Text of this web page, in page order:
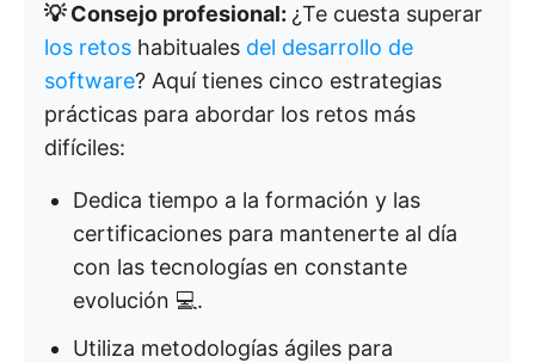
💡 Consejo profesional: ¿Te cuesta superar
los retos habituales del desarrollo de
software? Aquí tienes cinco estrategias
prácticas para abordar los retos más
difíciles:
Dedica tiempo a la formación y las
certificaciones para mantenerte al día
con las tecnologías en constante
evolución 💻.
Utiliza metodologías ágiles para